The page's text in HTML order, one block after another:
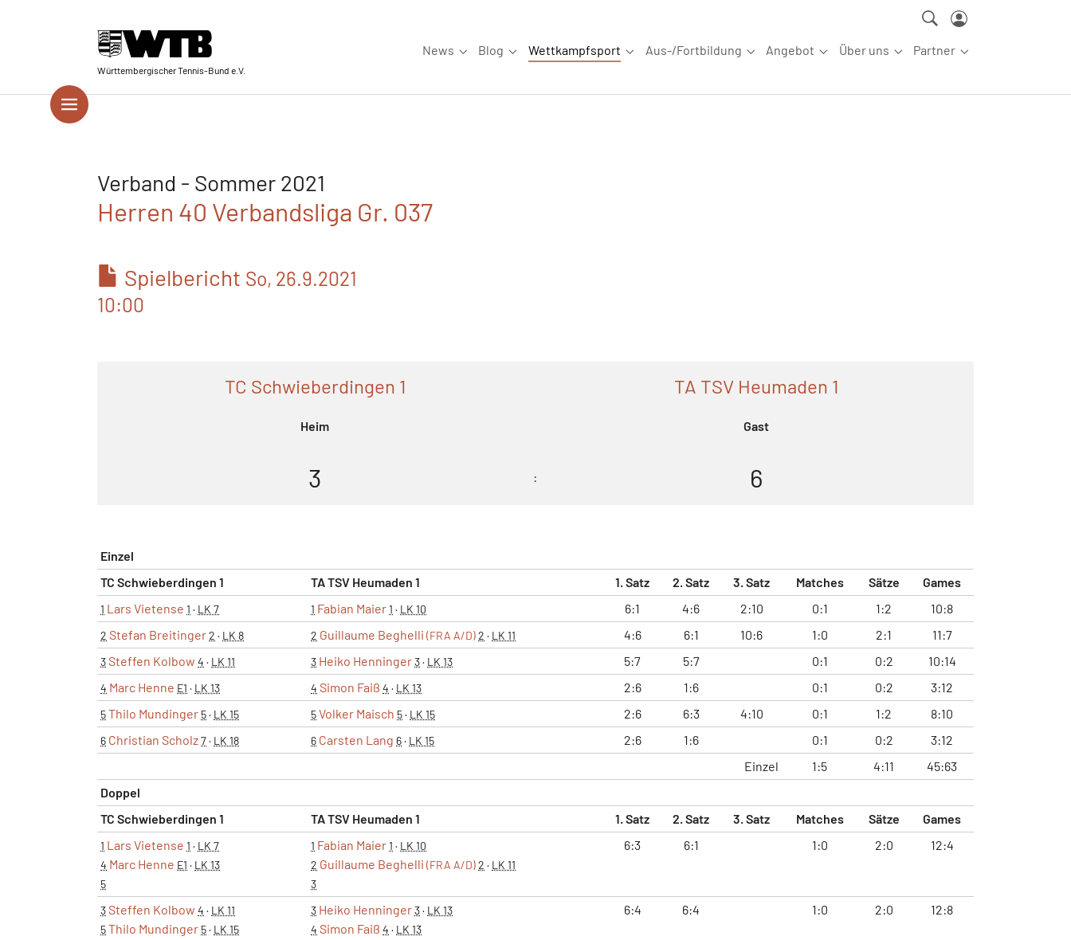
Württembergischer Tennis-Bund e.V.
News
Submenu for "News"
Blog
Submenu for "Blog"
Wettkampfsport
Submenu for "Wettkampfsport"
Aus-/Fortbildung
Submenu for "Aus-/Fortbildung"
Angebot
Submenu for "Angebot"
Über uns
Submenu for "Über uns"
Partner
Submenu for
Verband - Sommer 2021
Herren 40 Verbandsliga Gr. 037
Spielbericht So, 26.9.2021
10:00
TC Schwieberdingen 1
Heim
TA TSV Heumaden 1
Gast
3 : 6
Einzel
TC Schwieberdingen 1
TA TSV Heumaden 1 1. Satz 2. Satz 3. Satz Matches Sätze Games
1 Lars Vietense 1 · LK 7 1 Fabian Maier1 · LK 10 6:1 4:6 2:10 0:1 1:2 10:8
2 Stefan Breitinger2 · LK 8 2 Guillaume Beghelli (FRA A/D)2 · LK 11 4:6 6:1 10:6 1:0 2:1 11:7
3Steffen Kolbow 4 · LK 11 3 Heiko Henninger3· LK 13 5:7 5:7 0:1 0:2 10:14
4 Marc Henne E1 · LK 13 4 Simon Faiß 4 · LK 13 2:6 1:6 0:1 0:2 3:12
5Thilo Mundinger 5· LK 15 5Volker Maisch 5· LK 15 2:6 6:3 4:10 0:1 1:2 8:10
6 Christian Scholz7· LK 18 6 Carsten Lang 6· LK 15 2:6 1:6 0:1 0:2
3:12
Einzel
1:5 4:11
45:63
Doppel
TC Schwieberdingen 1
TA TSV Heumaden 1 1. Satz 2. Satz 3. Satz Matches Sätze Games
1 Lars Vietense 1 · LK 7
4 Marc Henne E1 · LK 13
5
1 Fabian Maier1 · LK 10
2 Guillaume Beghelli (FRA A/D)2 · LK 11
3
6:3 6:1 1:0 2:0 12:4
3Steffen Kolbow 4 · LK 11
5Thilo Mundinger 5· LK 15
3 Heiko Henninger3· LK 13
4 Simon Faiß 4 · LK 13
6:4 6:4 1:0 2:0 12:8